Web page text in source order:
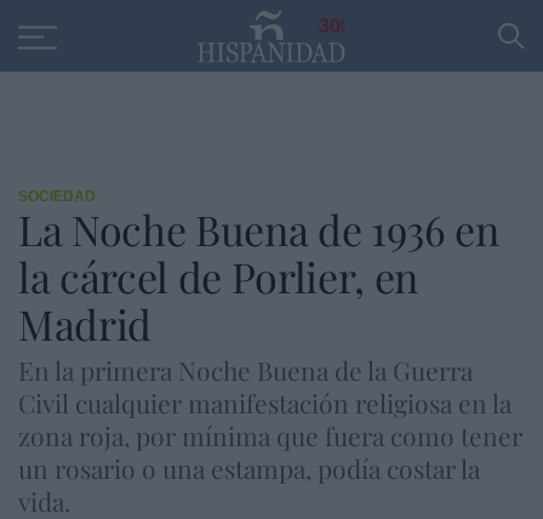
30
SOCIEDAD
La Noche Buena de 1936 en
la cárcel de Porlier, en
Madrid
En la primera Noche Buena de la Guerra
Civil cualquier manifestación religiosa en la
zona roja, por mínima que fuera como tener
un rosario o una estampa, podía costar la
vida.